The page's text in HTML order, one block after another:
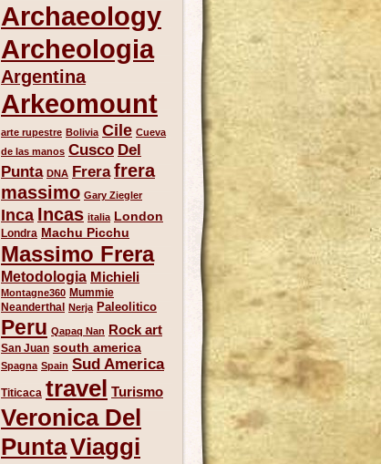
Archaeology
Archeologia
Argentina
Arkeomount
arte rupestre Bolivia Cile Cueva
de las manos Cusco Del
Punta DNA Frera frera
massimo Gary Ziegler
Inca Incas italia London
Londra Machu Picchu
Massimo Frera
Metodologia Michieli
Montagne360 Mummie
Neanderthal Nerja Paleolitico
Peru Qapaq Nan Rock art
San Juan south america
Spagna Spain Sud America
Titicaca travel Turismo
Veronica Del
PuntaViaggi